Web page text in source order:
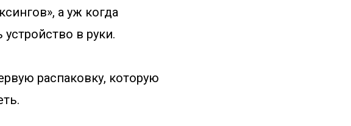
», а уж когда
в руки.
распаковку, которую